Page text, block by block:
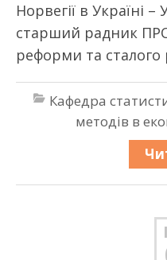
Норвегії в Україні
старший радник
реформи та
Кафедра
методів в